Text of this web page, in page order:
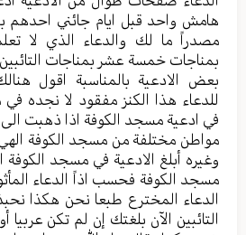
هامش واحد قبل ايام جائني احدهم
مصدراً ما لك والدعاء الذي لا
بمناجات خمسة عشر بمناجات
بعض الادعية بالمناسبة اقول
للدعاء هذا الكنز مفقود لا نجده
في ادعية مسجد الكوفة اذا ذهبت
مواطن مختلفة من مسجد الكوفة
وغيره أبلغ الادعية في مسجد الكوفة
مسجد الكوفة فحسب اذاً الدعاء
الدعاء المخترع طبعا نحن هكذا
التائبين الآن بلغتك إن لم تكن عربيا